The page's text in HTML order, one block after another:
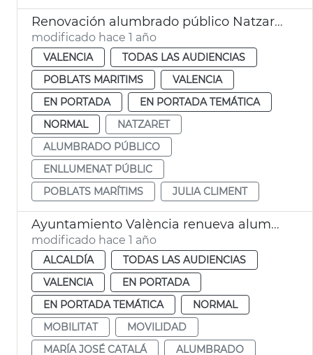
Renovación alumbrado público Natzaret
modificado hace 1 año
VALENCIA
TODAS LAS AUDIENCIAS
POBLATS MARITIMS
VALENCIA
EN PORTADA
EN PORTADA TEMÁTICA
NORMAL
NATZARET
ALUMBRADO PÚBLICO
ENLLUMENAT PÚBLIC
POBLATS MARÍTIMS
JULIA CLIMENT
Ayuntamiento València renueva alumbrado Forn d'Alcedo
modificado hace 1 año
ALCALDÍA
TODAS LAS AUDIENCIAS
VALENCIA
EN PORTADA
EN PORTADA TEMÁTICA
NORMAL
MOBILITAT
MOVILIDAD
MARÍA JOSÉ CATALÁ
ALUMBRADO